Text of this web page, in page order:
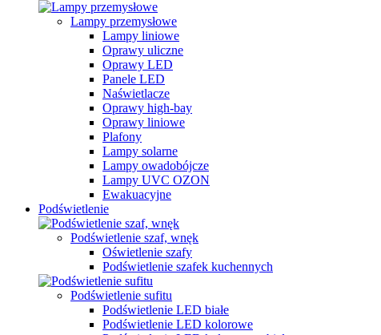
Lampy przemysłowe
Lampy liniowe
Oprawy uliczne
Oprawy LED
Panele LED
Naświetlacze
Oprawy high-bay
Oprawy liniowe
Plafony
Lampy solarne
Lampy owadobójcze
Lampy UVC OZON
Ewakuacyjne
Podświetlenie
Podświetlenie szaf, wnęk
Oświetlenie szafy
Podświetlenie szafek kuchennych
Podświetlenie sufitu
Podświetlenie LED białe
Podświetlenie LED kolorowe